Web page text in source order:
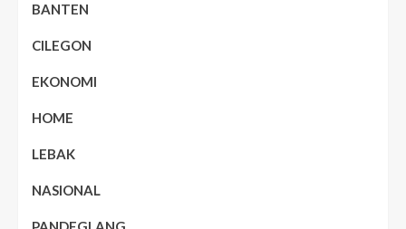
BANTEN
CILEGON
EKONOMI
HOME
LEBAK
NASIONAL